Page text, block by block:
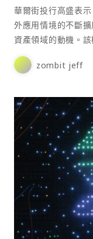
華爾街投行高盛表
外應用情境的不斷
資產領域的動機。
zombit jeff